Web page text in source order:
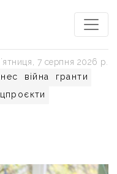
війна
гранти
7 серпня 2026 р.